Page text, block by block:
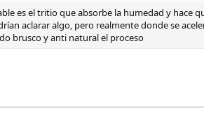
es el tritio que absorbe la humedad y
aclarar algo, pero realmente donde se
brusco y anti natural el proceso